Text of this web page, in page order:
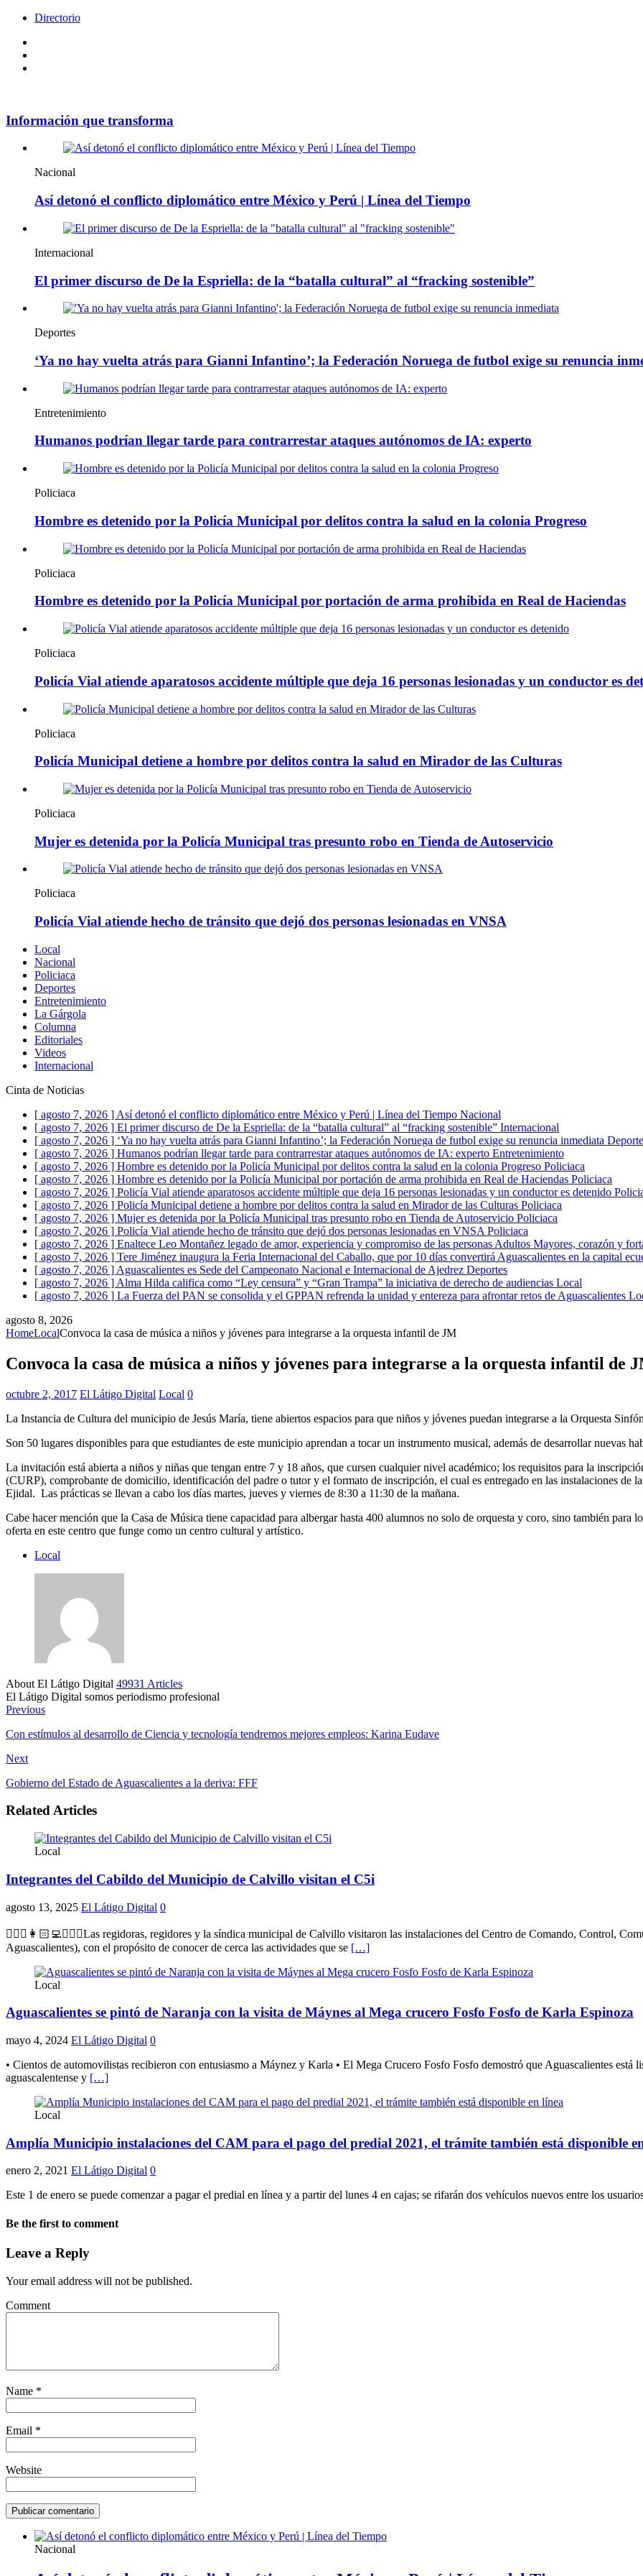
Directorio
Información que transforma
Nacional
Así detonó el conflicto diplomático entre México y Perú | Línea del Tiempo
Internacional
El primer discurso de De la Espriella: de la “batalla cultural” al “fracking sostenible”
Deportes
‘Ya no hay vuelta atrás para Gianni Infantino’; la Federación Noruega de futbol exige su renuncia
Entretenimiento
Humanos podrían llegar tarde para contrarrestar ataques autónomos de IA: experto
Policiaca
Hombre es detenido por la Policía Municipal por delitos contra la salud en la colonia Progreso
Policiaca
Hombre es detenido por la Policía Municipal por portación de arma prohibida en Real de Haciendas
Policiaca
Policía Vial atiende aparatosos accidente múltiple que deja 16 personas lesionadas y un conductor es
Policiaca
Policía Municipal detiene a hombre por delitos contra la salud en Mirador de las Culturas
Policiaca
Mujer es detenida por la Policía Municipal tras presunto robo en Tienda de Autoservicio
Policiaca
Policía Vial atiende hecho de tránsito que dejó dos personas lesionadas en VNSA
Local
Nacional
Policiaca
Deportes
Entretenimiento
La Gárgola
Columna
Editoriales
Videos
Internacional
Cinta de Noticias
[ agosto 7, 2026 ] Así detonó el conflicto diplomático entre México y Perú | Línea del Tiempo Nacional
[ agosto 7, 2026 ] El primer discurso de De la Espriella: de la “batalla cultural” al “fracking sostenible” Internacional
[ agosto 7, 2026 ] ‘Ya no hay vuelta atrás para Gianni Infantino’; la Federación Noruega de futbol exige su renuncia inmediata
[ agosto 7, 2026 ] Humanos podrían llegar tarde para contrarrestar ataques autónomos de IA: experto Entretenimiento
[ agosto 7, 2026 ] Hombre es detenido por la Policía Municipal por delitos contra la salud en la colonia Progreso Policiaca
[ agosto 7, 2026 ] Hombre es detenido por la Policía Municipal por portación de arma prohibida en Real de Haciendas Policiaca
[ agosto 7, 2026 ] Policía Vial atiende aparatosos accidente múltiple que deja 16 personas lesionadas y un conductor es detenido
[ agosto 7, 2026 ] Policía Municipal detiene a hombre por delitos contra la salud en Mirador de las Culturas Policiaca
[ agosto 7, 2026 ] Mujer es detenida por la Policía Municipal tras presunto robo en Tienda de Autoservicio Policiaca
[ agosto 7, 2026 ] Policía Vial atiende hecho de tránsito que dejó dos personas lesionadas en VNSA Policiaca
[ agosto 7, 2026 ] Enaltece Leo Montañez legado de amor, experiencia y compromiso de las personas Adultos Mayores, corazón y
[ agosto 7, 2026 ] Tere Jiménez inaugura la Feria Internacional del Caballo, que por 10 días convertirá Aguascalientes en la capital
[ agosto 7, 2026 ] Aguascalientes es Sede del Campeonato Nacional e Internacional de Ajedrez Deportes
[ agosto 7, 2026 ] Alma Hilda califica como “Ley censura” y “Gran Trampa” la iniciativa de derecho de audiencias Local
[ agosto 7, 2026 ] La Fuerza del PAN se consolida y el GPPAN refrenda la unidad y entereza para afrontar retos de Aguascalientes
agosto 8, 2026
HomeLocalConvoca la casa de música a niños y jóvenes para integrarse a la orquesta infantil de JM
Convoca la casa de música a niños y jóvenes para integrarse a la orquesta infantil de
octubre 2, 2017 El Látigo Digital Local 0
La Instancia de Cultura del municipio de Jesús María, tiene abiertos espacios para que niños y jóvenes puedan integrarse a la Orquesta
Son 50 lugares disponibles para que estudiantes de este municipio aprendan a tocar un instrumento musical, además de desarrollar nuevas
La invitación está abierta a niños y niñas que tengan entre 7 y 18 años, que cursen cualquier nivel académico; los requisitos para la
(CURP), comprobante de domicilio, identificación del padre o tutor y el formato de inscripción, el cual es entregado en las instalaciones de
Ejidal. Las prácticas se llevan a cabo los días martes, jueves y viernes de 8:30 a 11:30 de la mañana.
Cabe hacer mención que la Casa de Música tiene capacidad para albergar hasta 400 alumnos no solo de orquesta y coro, sino también para
oferta en este centro que funge como un centro cultural y artístico.
Local
About El Látigo Digital 49931 Articles
El Látigo Digital somos periodismo profesional
Website
Facebook
Previous
Con estímulos al desarrollo de Ciencia y tecnología tendremos mejores empleos: Karina Eudave
Next
Gobierno del Estado de Aguascalientes a la deriva: FFF
Related Articles
Local
Integrantes del Cabildo del Municipio de Calvillo visitan el C5i
agosto 13, 2025 El Látigo Digital 0
🙋🏻‍♂️👩🏻‍💻👮🏻‍♀️Las regidoras, regidores y la síndica municipal de Calvillo visitaron las instalaciones del Centro de Comando, Control,
Aguascalientes), con el propósito de conocer de cerca las actividades que se […]
Local
Aguascalientes se pintó de Naranja con la visita de Máynes al Mega crucero Fosfo Fosfo de Karla Espinoza
mayo 4, 2024 El Látigo Digital 0
• Cientos de automovilistas recibieron con entusiasmo a Máynez y Karla • El Mega Crucero Fosfo Fosfo demostró que Aguascalientes está
aguascalentense y […]
Local
Amplía Municipio instalaciones del CAM para el pago del predial 2021, el trámite también está disponible
enero 2, 2021 El Látigo Digital 0
Este 1 de enero se puede comenzar a pagar el predial en línea y a partir del lunes 4 en cajas; se rifarán dos vehículos nuevos entre los
Be the first to comment
Leave a Reply
Your email address will not be published.
Comment
Name *
Email *
Website
Nacional